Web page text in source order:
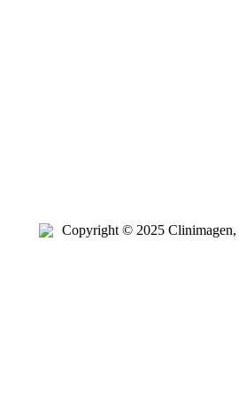
Copyright © 2025 Clinimagen,